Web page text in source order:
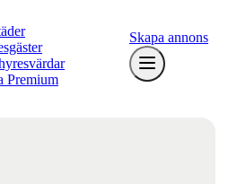
Premium
Skapa annons